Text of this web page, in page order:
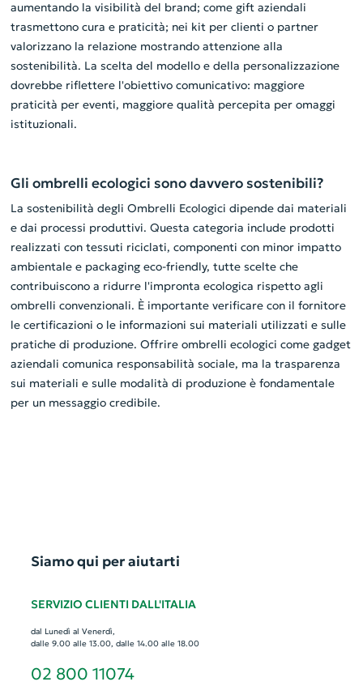
aumentando la visibilità del brand; come gift aziendali
trasmettono cura e praticità; nei kit per clienti o partner
valorizzano la relazione mostrando attenzione alla
sostenibilità. La scelta del modello e della personalizzazione
dovrebbe riflettere l'obiettivo comunicativo: maggiore
praticità per eventi, maggiore qualità percepita per omaggi
istituzionali.
Gli ombrelli ecologici sono davvero sostenibili?
La sostenibilità degli Ombrelli Ecologici dipende dai materiali
e dai processi produttivi. Questa categoria include prodotti
realizzati con tessuti riciclati, componenti con minor impatto
ambientale e packaging eco-friendly, tutte scelte che
contribuiscono a ridurre l'impronta ecologica rispetto agli
ombrelli convenzionali. È importante verificare con il fornitore
le certificazioni o le informazioni sui materiali utilizzati e sulle
pratiche di produzione. Offrire ombrelli ecologici come gadget
aziendali comunica responsabilità sociale, ma la trasparenza
sui materiali e sulle modalità di produzione è fondamentale
per un messaggio credibile.
Siamo qui per aiutarti
SERVIZIO CLIENTI DALL'ITALIA
dal Lunedì al Venerdì,
dalle 9.00 alle 13.00, dalle 14.00 alle 18.00
02 800 11074